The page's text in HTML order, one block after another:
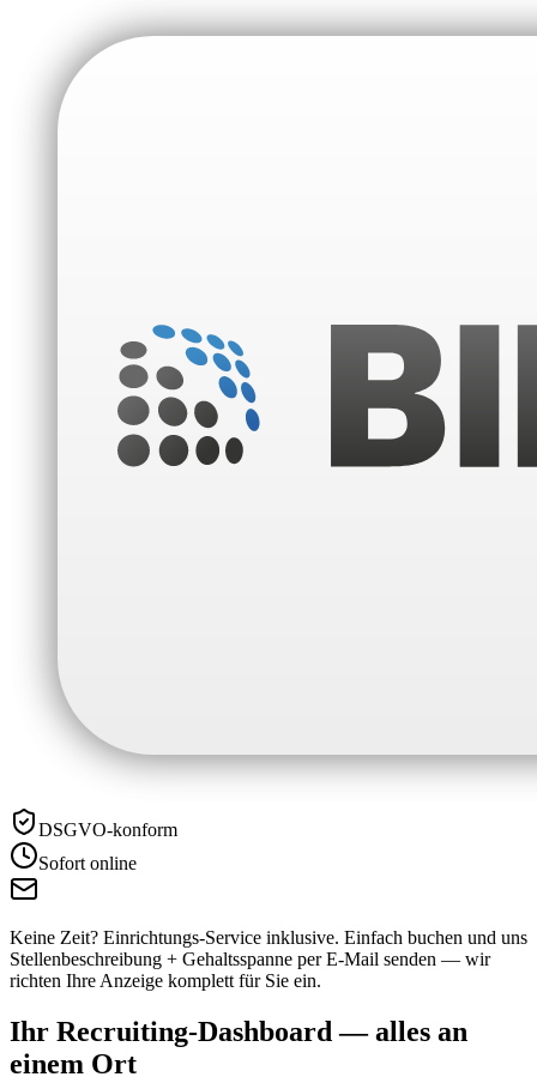
DSGVO-konform
Sofort online
Keine Zeit? Einrichtungs-Service inklusive. Einfach buchen und uns
Stellenbeschreibung + Gehaltsspanne per E-Mail senden — wir
richten Ihre Anzeige komplett für Sie ein.
Ihr Recruiting-Dashboard — alles an
einem Ort